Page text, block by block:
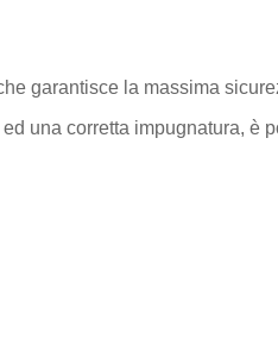
garantisce la massima
una corretta impugnatura,